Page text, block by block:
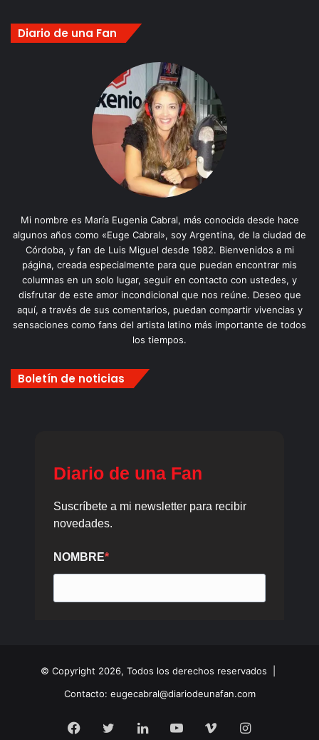
Diario de una Fan
Mi nombre es María Eugenia Cabral, más conocida desde hace
algunos años como «Euge Cabral», soy Argentina, de la ciudad de
Córdoba, y fan de Luis Miguel desde 1982. Bienvenidos a mi
página, creada especialmente para que puedan encontrar mis
columnas en un solo lugar, seguir en contacto con ustedes, y
disfrutar de este amor incondicional que nos reúne. Deseo que
aquí, a través de sus comentarios, puedan compartir vivencias y
sensaciones como fans del artista latino más importante de todos
los tiempos.
Boletín de noticias
© Copyright 2026, Todos los derechos reservados |
Contacto: eugecabral@diariodeunafan.com
Facebook
TwitterLinkedInYouTubeVimeoInstagram